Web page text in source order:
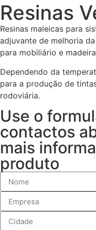
Resinas
Resinas maleicas para
adjuvante de melhoria
para mobiliário e
Dependendo da
para a produção de
rodoviária.
Use o
contactos
mais
produto